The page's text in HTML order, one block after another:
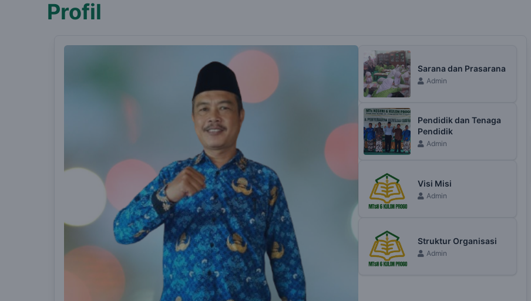
Profil
Sarana dan Prasarana
Admin
Pendidik dan Tenaga
Pendidik
Admin
Visi Misi
Admin
Struktur Organisasi
Admin